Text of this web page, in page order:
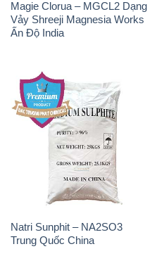
Magie Clorua – MGCL2 Dạng
Vảy Shreeji Magnesia Works
Ấn Độ India
Natri Sunphit – NA2SO3
Trung Quốc China